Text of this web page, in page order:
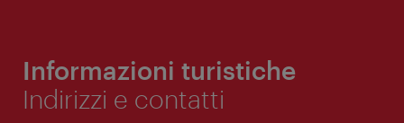
Informazioni turistiche
Indirizzi e contatti